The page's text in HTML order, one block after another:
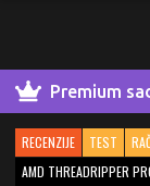
Premium
RECENZIJE TEST
AMD THREADRIPPER